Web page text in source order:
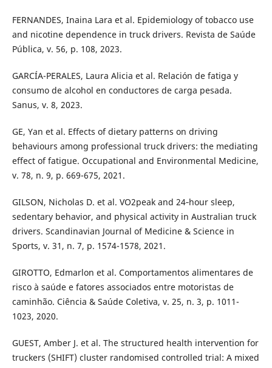
FERNANDES, Inaina Lara et al. Epidemiology of tobacco use
and nicotine dependence in truck drivers. Revista de Saúde
Pública, v. 56, p. 108, 2023.
GARCÍA-PERALES, Laura Alicia et al. Relación de fatiga y
consumo de alcohol en conductores de carga pesada.
Sanus, v. 8, 2023.
GE, Yan et al. Effects of dietary patterns on driving
behaviours among professional truck drivers: the mediating
effect of fatigue. Occupational and Environmental Medicine,
v. 78, n. 9, p. 669-675, 2021.
GILSON, Nicholas D. et al. VO2peak and 24‐hour sleep,
sedentary behavior, and physical activity in Australian truck
drivers. Scandinavian Journal of Medicine & Science in
Sports, v. 31, n. 7, p. 1574-1578, 2021.
GIROTTO, Edmarlon et al. Comportamentos alimentares de
risco à saúde e fatores associados entre motoristas de
caminhão. Ciência & Saúde Coletiva, v. 25, n. 3, p. 1011-
1023, 2020.
GUEST, Amber J. et al. The structured health intervention for
truckers (SHIFT) cluster randomised controlled trial: A mixed